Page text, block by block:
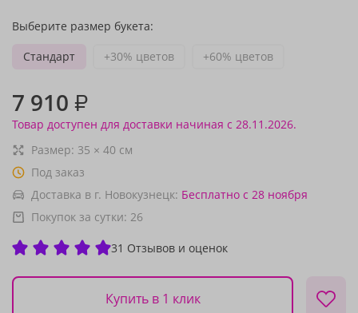
Выберите размер букета:
Стандарт
+30% цветов +60% цветов
7 910 ₽
Товар доступен для доставки начиная с 28.11.2026.
Размер: 35 × 40 см
Под заказ
Доставка в г. Новокузнецк: Бесплатно с 28 ноября
Покупок за сутки: 26
31 Отзывов и оценок
Купить в 1 клик